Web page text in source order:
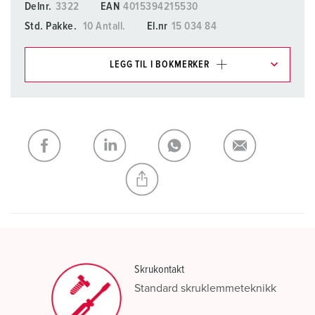
Delnr. 3322 EAN 4015394215530
Std. Pakke.
10 Antall. El.nr 15 034 84
LEGG TIL I BOKMERKER
Min liste LEGG TIL
OPPRETT EN NY LISTE
Skrukontakt
Standard skruklemmeteknikk